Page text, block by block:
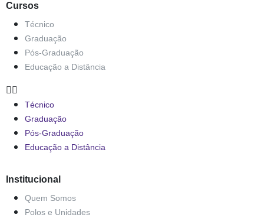
Cursos
Técnico
Graduação
Pós-Graduação
Educação a Distância
Técnico
Graduação
Pós-Graduação
Educação a Distância
Institucional
Quem Somos
Polos e Unidades